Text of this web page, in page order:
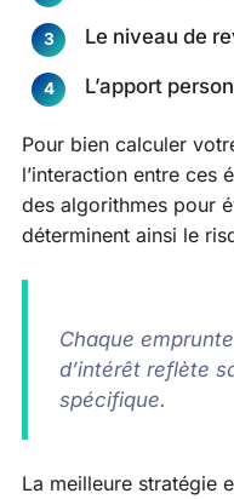
Le niveau de
L’apport
Pour bien calculer
l’interaction entre ces
des algorithmes pour
déterminent ainsi le
Chaque
d’intérêt reflète
spécifique.
La meilleure stratégie